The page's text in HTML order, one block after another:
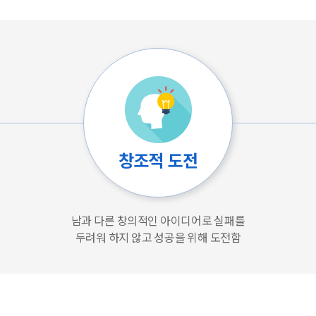
창조적 도전
남과 다른 창의적인 아이디어로 실패를
두려워 하지 않고 성공을 위해 도전함